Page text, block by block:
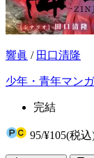
響眞 / 田口清隆
少年・青年マンガ
完結
95/¥105(税込